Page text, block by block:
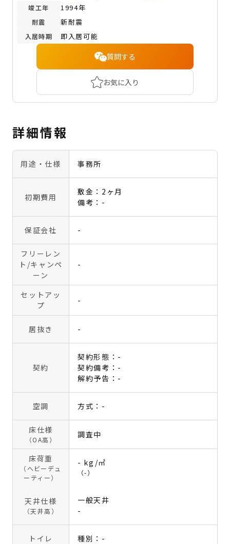
竣工年 1994年
耐震 新耐震
入居時期 即入居可能
質問する
お気に入り
詳細情報
用途・仕様 事務所
初期費用
敷金：2ヶ月
備考：-
保証会社 -
フリーレン
ト /キャンペ
ーン
-
セットアッ
プ
-
居抜き -
契約
契約形態：-
契約備考：-
解約予告：-
空調 方式：-
床仕様
（OA高）
調査中
床荷重
（ヘビーデュ
ーティー）
- kg/㎡
（-）
天井仕様
（天井高）
一般天井
-
トイレ 種別：-